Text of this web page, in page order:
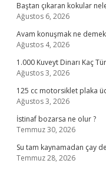
Baştan çıkaran kokular
Ağustos 6, 2026
Avam konuşmak ne
Ağustos 4, 2026
1.000 Kuveyt Dinarı Kaç
Ağustos 3, 2026
125 cc motorsiklet plaka
Ağustos 3, 2026
İstinaf bozarsa ne olur ?
Temmuz 30, 2026
Su tam kaynamadan çay
Temmuz 28, 2026